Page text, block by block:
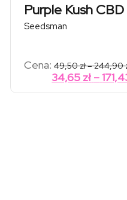
Purple Kush CBD
Seedsman
Cena: 49,50zł–244,90
34,65 zł –